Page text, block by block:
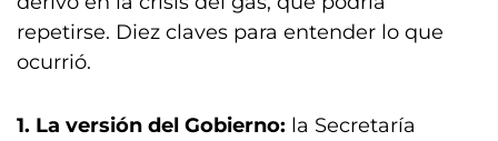
repetirse. Diez claves para entender lo que
ocurrió.
1. La versión del Gobierno: la Secretaría